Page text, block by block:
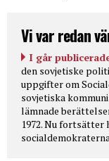
Vi var redan
I går
den sovjetiske
uppgifter om
sovjetiska
lämnade
1972. Nu